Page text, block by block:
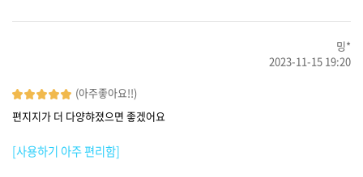
밍*
2023-11-15 19:20
(아주좋아요!!)
편지지가 더 다양햐졌으면 좋겠어요
[사용하기 아주 편리함]